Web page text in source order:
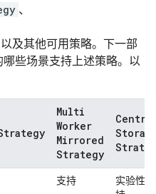
、
及其他可用策略。下一部
些场景支持上述策略。以
Multi
Worker
Mirrored
Strategy
支持
实验性支